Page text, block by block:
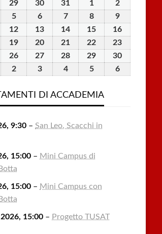
29
Luglio
2026
30
Luglio
2026
31
Luglio
2026
11
Agosto
2026
22
Agosto
2026
55
Agosto
2026
66
Agosto
2026
77
Agosto
2026
88
Agosto
2026
99
Agosto
2026
12
Agosto
2026
13
Agosto
2026
14
Agosto
2026
15
Agosto
2026
16
19
Agosto
20
Agosto
21
Agosto
22
Agosto
23
26
Agosto
27
Agosto
28
Agosto
29
Agosto
30
22
2026
33
2026
44
2026
55
2026
66
DI ACCADEMIA
9:30 –San Leo, Scacchi in
15:00 – Mini Campus di
15:00 – Mini Campus con
15:00 – Progetto TUSAT